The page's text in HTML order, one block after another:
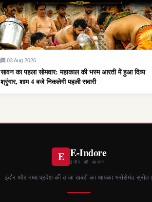
03 Aug 2026
सावन का पहला सोमवार: महाकाल की भस्म आरती में हुआ दिव्य
श्रृंगार, शाम 4 बजे निकलेगी पहली सवारी
E E-Indore
इंदौर की आवाज
इंदौर और मध्य प्रदेश की ताजा खबरों का आपका भरोसेमंद स्रोत।